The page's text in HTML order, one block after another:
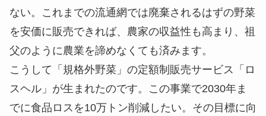
ない。これまでの流通網では廃棄されるはずの野菜
を安価に販売できれば、農家の収益性も高まり、祖
父のように農業を諦めなくても済みます。
こうして「規格外野菜」の定額制販売サービス「ロ
スヘル」が生まれたのです。この事業で2030年ま
でに食品ロスを10万トン削減したい。その目標に向